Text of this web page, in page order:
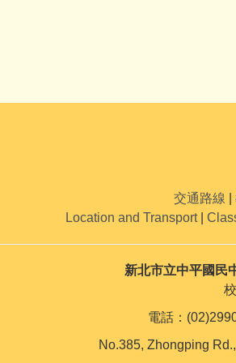
交通路線
Location and Transport|
新北市立中平國民
電話：
No.385, Zhongping